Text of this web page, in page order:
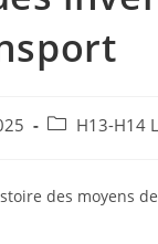
H13-H14
des moyens